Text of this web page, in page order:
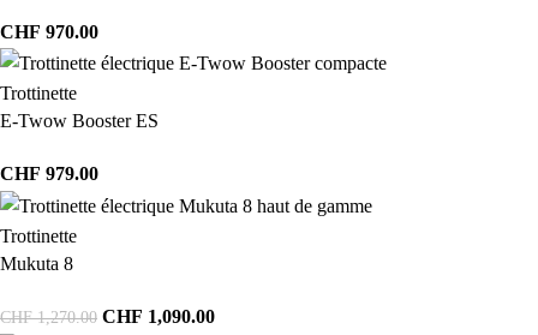
CHF 970.00
Trottinette
E-Twow Booster ES
CHF 979.00
Trottinette
Mukuta 8
CHF1,270.00 CHF 1,090.00